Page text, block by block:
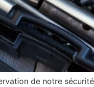
de notre